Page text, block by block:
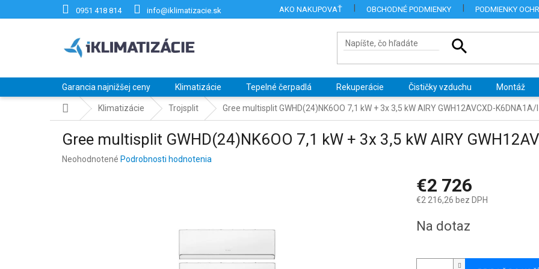
0951 418 814 info@iklimatizacie.sk AKO NAKUPOVAŤ OBCHODNÉ PODMIENKY PODMIENKY
Garancia najnižšej ceny Klimatizácie Tepelné čerpadlá Rekuperácie Čističky vzduchu Montáž
DomovKlimatizácie Trojsplit Gree multisplit GWHD(24)NK6OO 7,1 kW + 3x 3,5 kW AIRY GWH12AVCXD-K6DNA1A/I
Gree multisplit GWHD(24)NK6OO 7,1 kW + 3x 3,5 kW AIRY
Priemerné
Neohodnotené Podrobnosti hodnotenia
€2 726
€2 216,26 bez DPH
cena:
Na dotaz